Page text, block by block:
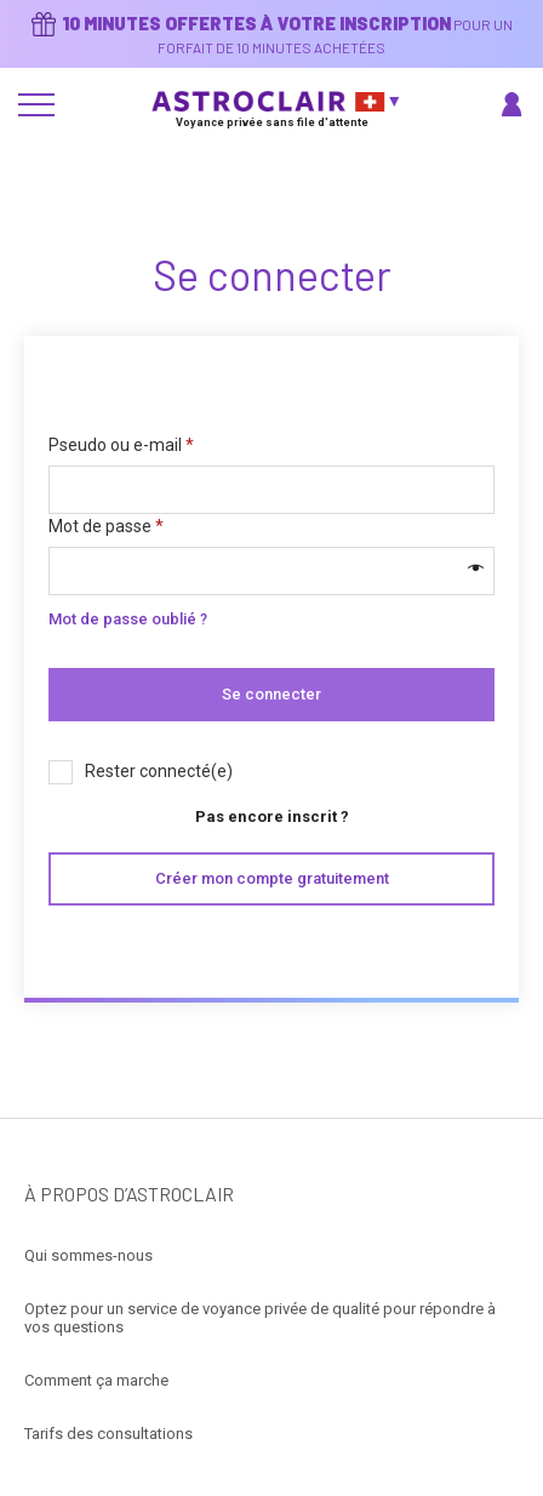
10 MINUTES OFFERTES À VOTRE INSCRIPTION POUR UN
FORFAIT DE 10 MINUTES ACHETÉES
Voyance privée sans file d'attente
Se connecter
Pseudo ou e-mail *
Mot de passe *
Mot de passe oublié ?
Se connecter
Rester connecté(e)
Pas encore inscrit ?
Créer mon compte gratuitement
À PROPOS D’ASTROCLAIR
Qui sommes-nous
Optez pour un service de voyance privée de qualité pour répondre à
vos questions
Comment ça marche
Tarifs des consultations